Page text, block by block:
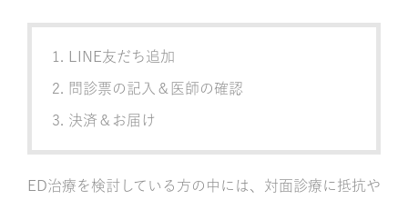
LINE友だち追加
問診票の記入＆医師の確認
決済＆お届け
ED治療を検討している方の中には、対面診療に抵抗や